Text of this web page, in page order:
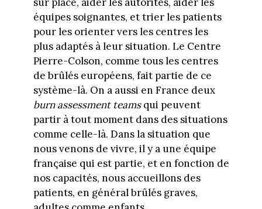
équipes soignantes, et trier les patients
pour les orienter vers les centres les
plus adaptés à leur situation. Le Centre
Pierre-Colson, comme tous les centres
de brûlés européens, fait partie de ce
système-là. On a aussi en France deux
burn assessment teamsqui peuvent
partir à tout moment dans des situations
comme celle-là. Dans la situation que
nous venons de vivre, il y a une équipe
française qui est partie, et en fonction de
nos capacités, nous accueillons des
patients, en général brûlés graves,